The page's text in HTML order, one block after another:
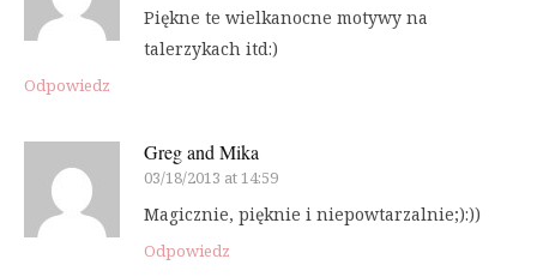
Piękne te wielkanocne motywy na
talerzykach itd:)
Odpowiedz
Greg and Mika
03/18/2013 at 14:59
Magicznie, pięknie i niepowtarzalnie;):))
Odpowiedz